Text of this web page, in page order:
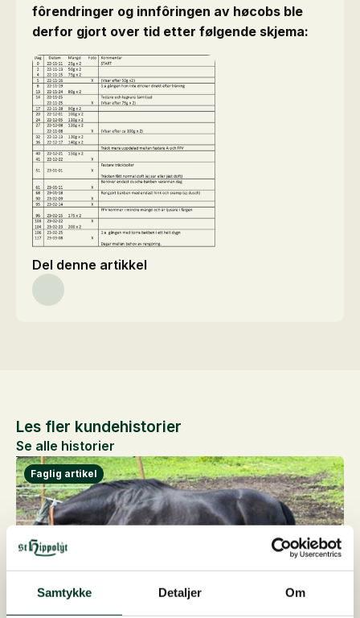
Samtykke Detaljer Om
fôrendringer og innfôringen av høcobs ble
derfor gjort over tid etter følgende skjema:
Del denne artikkel
Les fler kundehistorier
Se alle historier